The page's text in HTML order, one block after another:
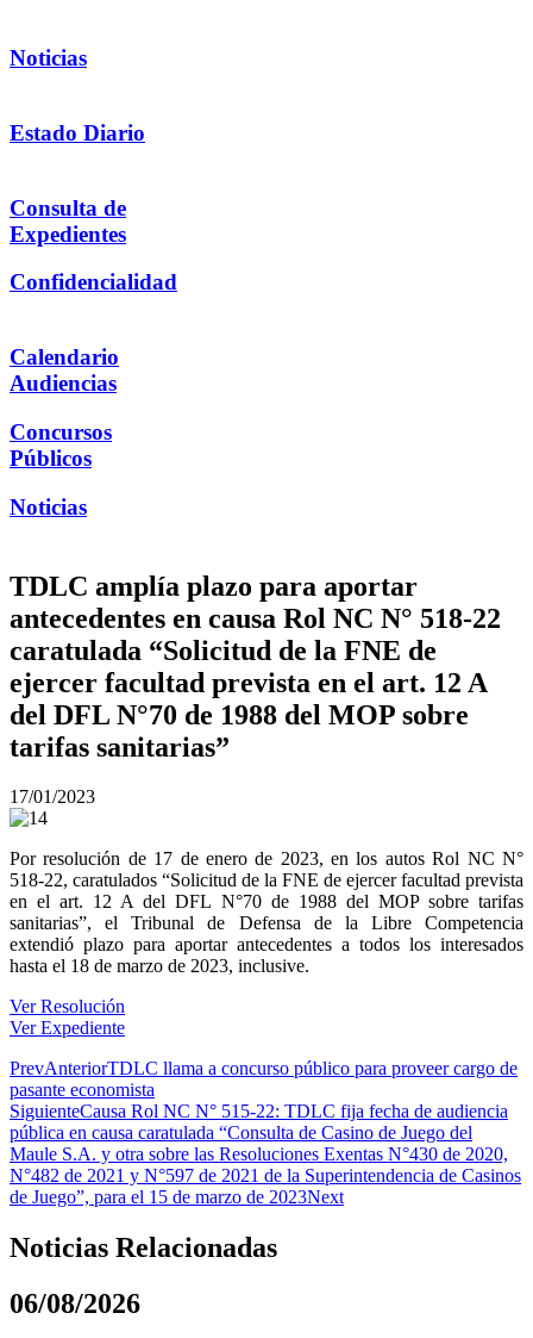
Noticias
Estado Diario
Consulta de
Expedientes
Confidencialidad
Calendario
Audiencias
Concursos
Públicos
Noticias
TDLC amplía plazo para aportar
antecedentes en causa Rol NC N° 518-22
caratulada “Solicitud de la FNE de
ejercer facultad prevista en el art. 12 A
del DFL N°70 de 1988 del MOP sobre
tarifas sanitarias”
17/01/2023
Por resolución de 17 de enero de 2023, en los autos Rol NC N°
518-22, caratulados “Solicitud de la FNE de ejercer facultad prevista
en el art. 12 A del DFL N°70 de 1988 del MOP sobre tarifas
sanitarias”, el Tribunal de Defensa de la Libre Competencia
extendió plazo para aportar antecedentes a todos los interesados
hasta el 18 de marzo de 2023, inclusive.
Ver Resolución
Ver Expediente
PrevAnteriorTDLC llama a concurso público para proveer cargo de
pasante economista
SiguienteCausa Rol NC N° 515-22: TDLC fija fecha de audiencia
pública en causa caratulada “Consulta de Casino de Juego del
Maule S.A. y otra sobre las Resoluciones Exentas N°430 de 2020,
N°482 de 2021 y N°597 de 2021 de la Superintendencia de Casinos
de Juego”, para el 15 de marzo de 2023Next
Noticias Relacionadas
06/08/2026